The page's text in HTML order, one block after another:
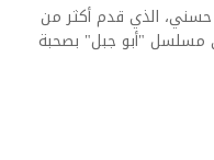
الذي قدم أكثر من
مسلسل "أبو جبل" بصحبة